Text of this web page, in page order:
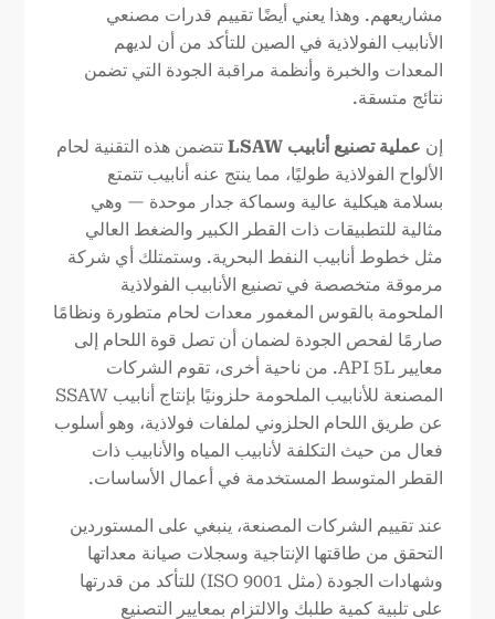
مشاريعهم. وهذا يعني أيضًا تقييم قدرات مصنعي
الأنابيب الفولاذية في الصين للتأكد من أن لديهم
المعدات والخبرة وأنظمة مراقبة الجودة التي تضمن
نتائج متسقة.
إن عملية تصنيع أنابيب LSAW
تتضمن هذه التقنية لحام
الألواح الفولاذية طوليًا، مما ينتج عنه أنابيب تتمتع
بسلامة هيكلية عالية وسماكة جدار موحدة — وهي
مثالية للتطبيقات ذات القطر الكبير والضغط العالي
مثل خطوط أنابيب النفط البحرية. وستمتلك أي شركة
مرموقة متخصصة في تصنيع الأنابيب الفولاذية
الملحومة بالقوس المغمور معدات لحام متطورة ونظامًا
صارمًا لفحص الجودة لضمان أن تصل قوة اللحام إلى
معايير API 5L. من ناحية أخرى، تقوم الشركات
المصنعة للأنابيب الملحومة حلزونيًا بإنتاج أنابيب SSAW
عن طريق اللحام الحلزوني لملفات فولاذية، وهو أسلوب
فعال من حيث التكلفة لأنابيب المياه والأنابيب ذات
القطر المتوسط المستخدمة في أعمال الأساسات.
عند تقييم الشركات المصنعة، ينبغي على المستوردين
التحقق من طاقتها الإنتاجية وسجلات صيانة معداتها
وشهادات الجودة (مثل ISO 9001) للتأكد من قدرتها
على تلبية كمية طلبك والالتزام بمعايير التصنيع